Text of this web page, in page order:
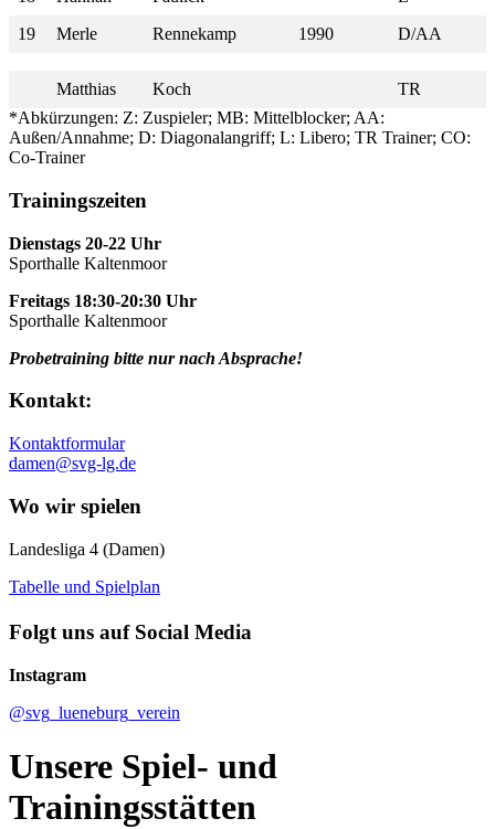
19
Merle Rennekamp 1990 D/AA
Matthias Koch
TR
*Abkürzungen: Z: Zuspieler; MB: Mittelblocker; AA:
Außen/Annahme; D: Diagonalangriff; L: Libero; TR Trainer; CO:
Co-Trainer
Trainingszeiten
Dienstags 20-22 Uhr
Sporthalle Kaltenmoor
Freitags 18:30-20:30 Uhr
Sporthalle Kaltenmoor
Probetraining bitte nur nach Absprache!
Kontakt:
Kontaktformular
damen@svg-lg.de
Wo wir spielen
Landesliga 4 (Damen)
Tabelle und Spielplan
Folgt uns auf Social Media
Instagram
@svg_lueneburg_verein
Unsere Spiel- und
Trainingsstätten